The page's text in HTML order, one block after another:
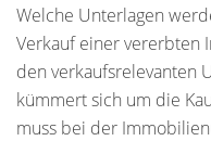
Welche Unterlagen
Verkauf einer vererbten
den verkaufsrelevanten
kümmert sich um die
muss bei der